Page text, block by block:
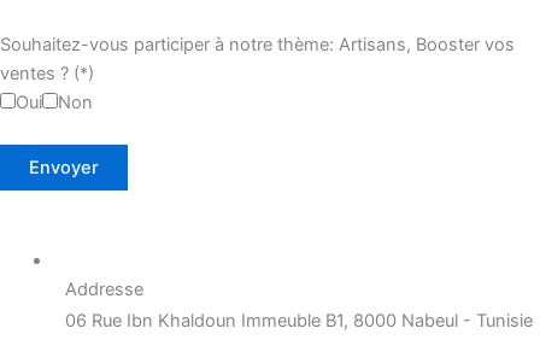
Souhaitez-vous participer à notre thème: Artisans, Booster vos
ventes ? (*)
Oui
Non
Addresse
06 Rue Ibn Khaldoun Immeuble B1, 8000 Nabeul - Tunisie